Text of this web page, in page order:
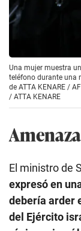
Una mujer muestra
teléfono durante una
de ATTA KENARE /
/ ATTA KENARE
El ministro de
expresó en
debería arder
del Ejército